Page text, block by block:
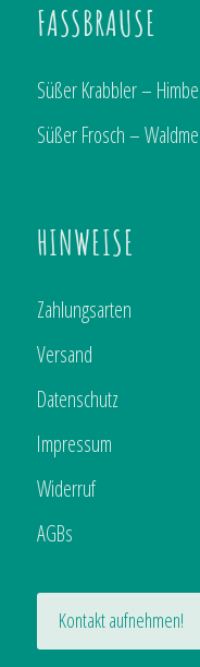
FASSBRAUSE
Süßer Krabbler –
Süßer Frosch –
HINWEISE
Zahlungsarten
Versand
Datenschutz
Impressum
Widerruf
AGBs
Kontakt aufnehmen!